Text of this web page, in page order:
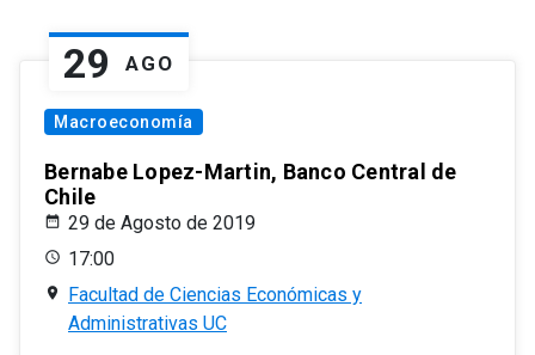
29 AGO
Macroeconomía
Bernabe Lopez-Martin, Banco Central de
Chile
29 de Agosto de 2019
17:00
Facultad de Ciencias Económicas y
Administrativas UC